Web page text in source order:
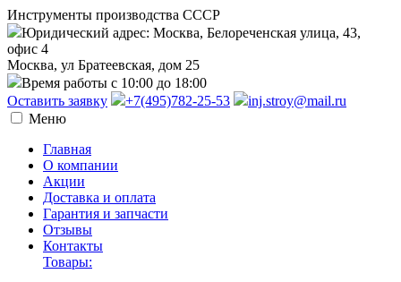
Инструменты производства СССР
Юридический адрес: Москва, Белореченская улица, 43,
офис 4
Москва, ул Братеевская, дом 25
Время работы с 10:00 до 18:00
Оставить заявку
+7(495)782-25-53
inj.stroy@mail.ru
Меню
Главная
О компании
Акции
Доставка и оплата
Гарантия и запчасти
Отзывы
Контакты
Товары: